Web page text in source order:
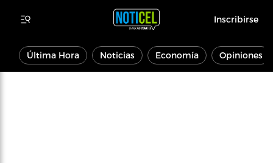
Inscribirse
Última Hora Noticias Economía Opiniones